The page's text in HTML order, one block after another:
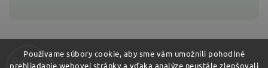
Používame súbory cookie, aby sme vám umožnili pohodlné
prehliadanie webovej stránky a vďaka analýze neustále zlepšovali